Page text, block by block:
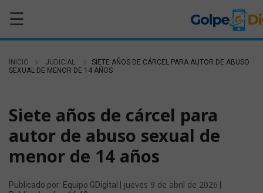
☰
INICIO JUDICIAL
SIETE AÑOS DE CÁRCEL PARA AUTOR DE ABUSO
SEXUAL DE MENOR DE 14 AÑOS
Siete años de cárcel para
autor de abuso sexual de
menor de 14 años
Publicado por: Equipo GDigital | jueves 9 de abril de 2026